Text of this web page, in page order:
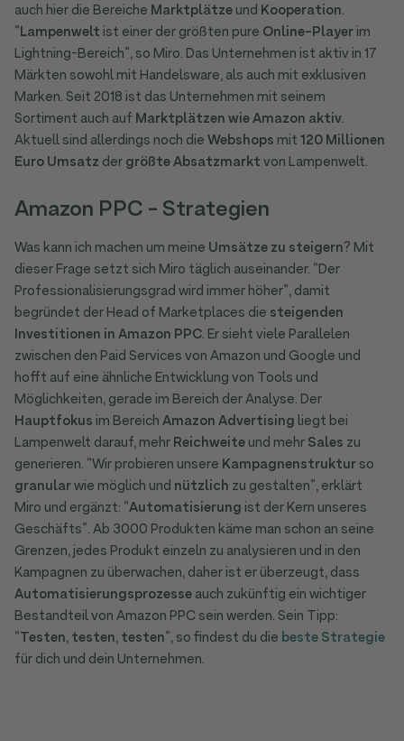
auch hier die Bereiche Marktplätzeund Kooperation.
“Lampenwelt ist einer der größten pure Online-Playerim
Lightning-Bereich”, so Miro. Das Unternehmen ist aktiv in 17
Märkten sowohl mit Handelsware, als auch mit exklusiven
Marken. Seit 2018 ist das Unternehmen mit seinem
Sortiment auch auf Marktplätzen wie Amazon aktiv.
Aktuell sind allerdings noch dieWebshops mit120 Millionen
Euro Umsatz dergrößte Absatzmarktvon Lampenwelt.
Amazon PPC - Strategien
Was kann ich machen um meine Umsätze zu steigern? Mit
dieser Frage setzt sich Miro täglich auseinander. “Der
Professionalisierungsgrad wird immer höher”, damit
begründet der Head of Marketplaces die steigenden
Investitionen in Amazon PPC. Er sieht viele Parallelen
zwischen den Paid Services von Amazon und Google und
hofft auf eine ähnliche Entwicklung von Tools und
Möglichkeiten, gerade im Bereich der Analyse. Der
Hauptfokus im BereichAmazon Advertising liegt bei
Lampenwelt darauf, mehrReichweiteund mehrSales zu
generieren. “Wir probieren unsere Kampagnenstrukturso
granularwie möglich und nützlich zu gestalten”, erklärt
Miro und ergänzt: “Automatisierung ist der Kern unseres
Geschäfts”. Ab 3000 Produkten käme man schon an seine
Grenzen, jedes Produkt einzeln zu analysieren und in den
Kampagnen zu überwachen, daher ist er überzeugt, dass
Automatisierungsprozesseauch zukünftig ein wichtiger
Bestandteil von Amazon PPC sein werden. Sein Tipp:
“Testen,testen,testen”, so findest du die beste Strategie
für dich und dein Unternehmen.